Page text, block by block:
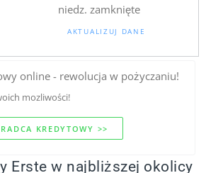
niedz. zamknięte
AKTUALIZUJ DANE
online - rewolucja w pożyczaniu!
mozliwości!
KREDYTOWY >>
Erste w najbliższej okolicy